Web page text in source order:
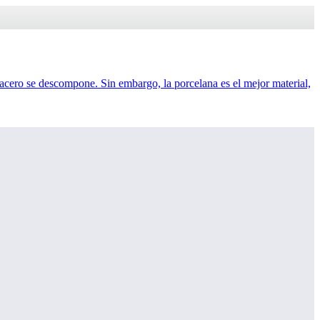
se descompone. Sin embargo, la porcelana es el mejor material,